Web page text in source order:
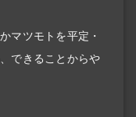
マツモトを平定・
できることからや